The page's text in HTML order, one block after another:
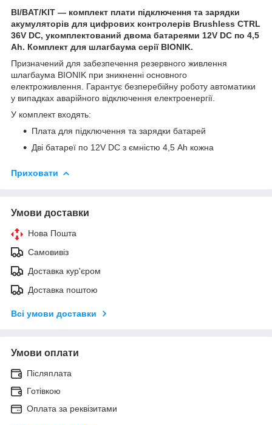
BI/BAT/KIT — комплект плати підключення та зарядки
акумуляторів для цифрових контролерів Brushless CTRL
36V DC, укомплектований двома батареями 12V DC по 4,5
Ah. Комплект для шлагбаума серії BIONIK.
Призначений для забезпечення резервного живлення
шлагбаума BIONIK при зникненні основного
електроживлення. Гарантує безперебійну роботу автоматики
у випадках аварійного відключення електроенергії.
У комплект входять:
Плата для підключення та зарядки батарей
Дві батареї по 12V DC з ємністю 4,5 Ah кожна
Приховати
Умови доставки
Нова Пошта
Самовивіз
Доставка кур'єром
Доставка поштою
Всі умови доставки
Умови оплати
Післяплата
Готівкою
Оплата за реквізитами